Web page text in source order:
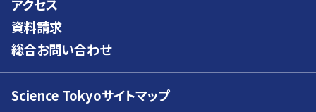
アクセス
資料請求
総合お問い合わせ
Science Tokyoサイトマップ